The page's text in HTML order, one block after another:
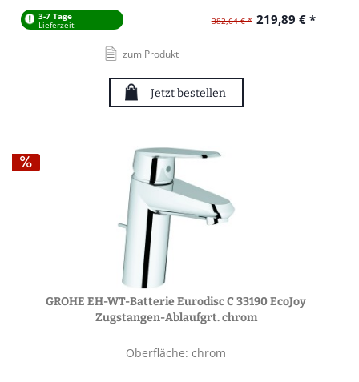
3-7 Tage
Lieferzeit 382,64 € * 219,89 € *
zum Produkt
Jetzt bestellen
GROHE EH-WT-Batterie Eurodisc C 33190 EcoJoy
Zugstangen-Ablaufgrt. chrom
Oberfläche: chrom